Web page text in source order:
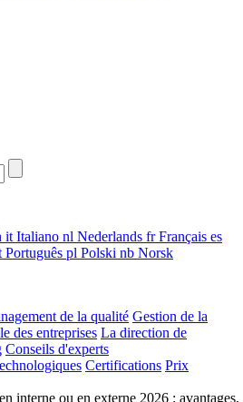
it Italiano nl Nederlands frFrançais es
Português pl Polski nb Norsk
de la qualité Gestion de la
des entreprises La direction de
Conseils d'experts
Certifications Prix
interne ou en externe 2026 : avantages,